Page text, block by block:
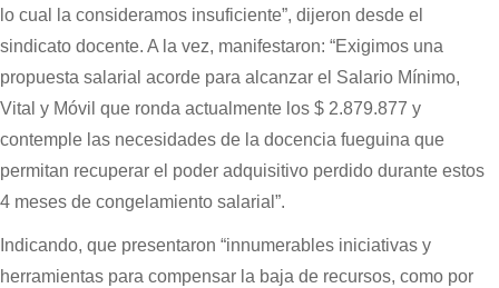
lo cual la consideramos insuficiente”, dijeron desde el
sindicato docente. A la vez, manifestaron: “Exigimos una
propuesta salarial acorde para alcanzar el Salario Mínimo,
Vital y Móvil que ronda actualmente los $ 2.879.877 y
contemple las necesidades de la docencia fueguina que
permitan recuperar el poder adquisitivo perdido durante estos
4 meses de congelamiento salarial”.
Indicando, que presentaron “innumerables iniciativas y
herramientas para compensar la baja de recursos, como por